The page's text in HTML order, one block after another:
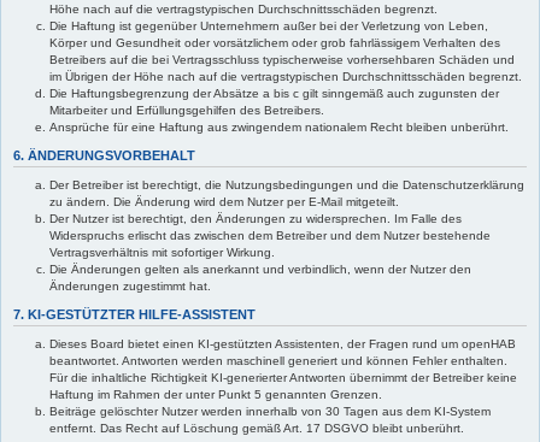
Höhe nach auf die vertragstypischen Durchschnittsschäden begrenzt.
Die Haftung ist gegenüber Unternehmern außer bei der Verletzung von Leben,
Körper und Gesundheit oder vorsätzlichem oder grob fahrlässigem Verhalten des
Betreibers auf die bei Vertragsschluss typischerweise vorhersehbaren Schäden und
im Übrigen der Höhe nach auf die vertragstypischen Durchschnittsschäden begrenzt.
Die Haftungsbegrenzung der Absätze a bis c gilt sinngemäß auch zugunsten der
Mitarbeiter und Erfüllungsgehilfen des Betreibers.
Ansprüche für eine Haftung aus zwingendem nationalem Recht bleiben unberührt.
6. ÄNDERUNGSVORBEHALT
Der Betreiber ist berechtigt, die Nutzungsbedingungen und die Datenschutzerklärung
zu ändern. Die Änderung wird dem Nutzer per E-Mail mitgeteilt.
Der Nutzer ist berechtigt, den Änderungen zu widersprechen. Im Falle des
Widerspruchs erlischt das zwischen dem Betreiber und dem Nutzer bestehende
Vertragsverhältnis mit sofortiger Wirkung.
Die Änderungen gelten als anerkannt und verbindlich, wenn der Nutzer den
Änderungen zugestimmt hat.
7. KI-GESTÜTZTER HILFE-ASSISTENT
Dieses Board bietet einen KI-gestützten Assistenten, der Fragen rund um openHAB
beantwortet. Antworten werden maschinell generiert und können Fehler enthalten.
Für die inhaltliche Richtigkeit KI-generierter Antworten übernimmt der Betreiber keine
Haftung im Rahmen der unter Punkt 5 genannten Grenzen.
Beiträge gelöschter Nutzer werden innerhalb von 30 Tagen aus dem KI-System
entfernt. Das Recht auf Löschung gemäß Art. 17 DSGVO bleibt unberührt.